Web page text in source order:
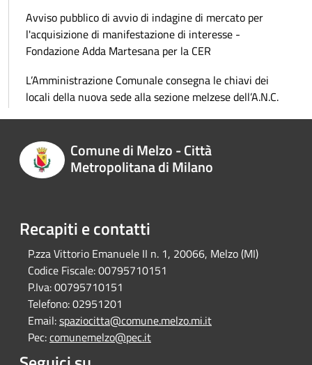
Avviso pubblico di avvio di indagine di mercato per
l'acquisizione di manifestazione di interesse -
Fondazione Adda Martesana per la CER
L’Amministrazione Comunale consegna le chiavi dei
locali della nuova sede alla sezione melzese dell’A.N.C.
Comune di Melzo - Città
Metropolitana di Milano
Recapiti e contatti
P.zza Vittorio Emanuele II n. 1, 20066, Melzo (MI)
Codice Fiscale:00795710151
P.Iva:00795710151
Telefono:02951201
Email:spaziocitta@comune.melzo.mi.it
Pec:comunemelzo@pec.it